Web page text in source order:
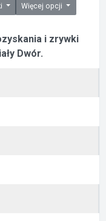
Więcej opcji
i zrywki
Dwór.